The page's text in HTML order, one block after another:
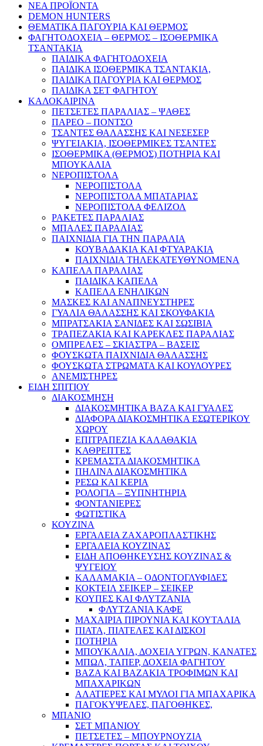
ΝΕΑ ΠΡΟΪΟΝΤΑ
DEMON HUNTERS
ΘΕΜΑΤΙΚΑ ΠΑΓΟΥΡΙΑ ΚΑΙ ΘΕΡΜΟΣ
ΦΑΓΗΤΟΔΟΧΕΙΑ – ΘΕΡΜΟΣ – ΙΣΟΘΕΡΜΙΚΑ
ΤΣΑΝΤΑΚΙΑ
ΠΑΙΔΙΚΑ ΦΑΓΗΤΟΔΟΧΕΙΑ
ΠΑΙΔΙΚΑ ΙΣΟΘΕΡΜΙΚΑ ΤΣΑΝΤΑΚΙΑ,
ΠΑΙΔΙΚΑ ΠΑΓΟΥΡΙΑ ΚΑΙ ΘΕΡΜΟΣ
ΠΑΙΔΙΚΑ ΣΕΤ ΦΑΓΗΤΟΥ
ΚΑΛΟΚΑΙΡΙΝΑ
ΠΕΤΣΕΤΕΣ ΠΑΡΑΛΙΑΣ – ΨΑΘΕΣ
ΠΑΡΕΟ – ΠΟΝΤΣΟ
ΤΣΑΝΤΕΣ ΘΑΛΑΣΣΗΣ ΚΑΙ ΝΕΣΕΣΕΡ
ΨΥΓΕΙΑΚΙΑ, ΙΣΟΘΕΡΜΙΚΕΣ ΤΣΑΝΤΕΣ
ΙΣΟΘΕΡΜΙΚΑ (ΘΕΡΜΟΣ) ΠΟΤΗΡΙΑ ΚΑΙ
ΜΠΟΥΚΑΛΙΑ
ΝΕΡΟΠΙΣΤΟΛΑ
ΝΕΡΟΠΙΣΤΟΛΑ
ΝΕΡΟΠΙΣΤΟΛΑ ΜΠΑΤΑΡΙΑΣ
ΝΕΡΟΠΙΣΤΟΛΑ ΦΕΛΙΖΟΛ
ΡΑΚΕΤΕΣ ΠΑΡΑΛΙΑΣ
ΜΠΑΛΕΣ ΠΑΡΑΛΙΑΣ
ΠΑΙΧΝΙΔΙΑ ΓΙΑ ΤΗΝ ΠΑΡΑΛΙΑ
ΚΟΥΒΑΔΑΚΙΑ ΚΑΙ ΦΤΥΑΡΑΚΙΑ
ΠΑΙΧΝΙΔΙΑ ΤΗΛΕΚΑΤΕΥΘΥΝΟΜΕΝΑ
ΚΑΠΕΛΑ ΠΑΡΑΛΙΑΣ
ΠΑΙΔΙΚΑ ΚΑΠΕΛΑ
ΚΑΠΕΛΑ ΕΝΗΛΙΚΩΝ
ΜΑΣΚΕΣ ΚΑΙ ΑΝΑΠΝΕΥΣΤΗΡΕΣ
ΓΥΑΛΙΑ ΘΑΛΑΣΣΗΣ ΚΑΙ ΣΚΟΥΦΑΚΙΑ
ΜΠΡΑΤΣΑΚΙΑ ΣΑΝΙΔΕΣ ΚΑΙ ΣΩΣΙΒΙΑ
ΤΡΑΠΕΖΑΚΙΑ ΚΑΙ ΚΑΡΕΚΛΕΣ ΠΑΡΑΛΙΑΣ
ΟΜΠΡΕΛΕΣ – ΣΚΙΑΣΤΡΑ – ΒΑΣΕΙΣ
ΦΟΥΣΚΩΤΑ ΠΑΙΧΝΙΔΙΑ ΘΑΛΑΣΣΗΣ
ΦΟΥΣΚΩΤΑ ΣΤΡΩΜΑΤΑ ΚΑΙ ΚΟΥΛΟΥΡΕΣ
ΑΝΕΜΙΣΤΗΡΕΣ
ΕΙΔΗ ΣΠΙΤΙΟΥ
ΔΙΑΚΟΣΜΗΣΗ
ΔΙΑΚΟΣΜΗΤΙΚΑ ΒΑΖΑ ΚΑΙ ΓΥΑΛΕΣ
ΔΙΑΦΟΡΑ ΔΙΑΚΟΣΜΗΤΙΚΑ ΕΣΩΤΕΡΙΚΟΥ
ΧΩΡΟΥ
ΕΠΙΤΡΑΠΕΖΙΑ ΚΑΛΑΘΑΚΙΑ
ΚΑΘΡΕΠΤΕΣ
ΚΡΕΜΑΣΤΑ ΔΙΑΚΟΣΜΗΤΙΚΑ
ΠΗΛΙΝΑ ΔΙΑΚΟΣΜΗΤΙΚΑ
ΡΕΣΩ ΚΑΙ ΚΕΡΙΑ
ΡΟΛΟΓΙΑ – ΞΥΠΝΗΤΗΡΙΑ
ΦΟΝΤΑΝΙΕΡΕΣ
ΦΩΤΙΣΤΙΚΑ
ΚΟΥΖΙΝΑ
ΕΡΓΑΛΕΙΑ ΖΑΧΑΡΟΠΛΑΣΤΙΚΗΣ
ΕΡΓΑΛΕΙΑ ΚΟΥΖΙΝΑΣ
ΕΙΔΗ ΑΠΟΘΗΚΕΥΣΗΣ ΚΟΥΖΙΝΑΣ &
ΨΥΓΕΙΟΥ
ΚΑΛΑΜΑΚΙΑ – ΟΔΟΝΤΟΓΛΥΦΙΔΕΣ
ΚΟΚΤΕΙΛ ΣΕΙΚΕΡ – ΣΕΙΚΕΡ
ΚΟΥΠΕΣ ΚΑΙ ΦΛΥΤΖΑΝΙΑ
ΦΛΥΤΖΑΝΙΑ ΚΑΦΕ
ΜΑΧΑΙΡΙΑ ΠΙΡΟΥΝΙΑ ΚΑΙ ΚΟΥΤΑΛΙΑ
ΠΙΑΤΑ, ΠΙΑΤΕΛΕΣ ΚΑΙ ΔΙΣΚΟΙ
ΠΟΤΗΡΙΑ
ΜΠΟΥΚΑΛΙΑ, ΔΟΧΕΙΑ ΥΓΡΩΝ, ΚΑΝΑΤΕΣ
ΜΠΩΛ, ΤΑΠΕΡ, ΔΟΧΕΙΑ ΦΑΓΗΤΟΥ
ΒΑΖΑ ΚΑΙ ΒΑΖΑΚΙΑ ΤΡΟΦΙΜΩΝ ΚΑΙ
ΜΠΑΧΑΡΙΚΩΝ
ΑΛΑΤΙΕΡΕΣ ΚΑΙ ΜΥΛΟΙ ΓΙΑ ΜΠΑΧΑΡΙΚΑ
ΠΑΓΟΚΥΨΕΛΕΣ, ΠΑΓΟΘΗΚΕΣ,
ΜΠΑΝΙΟ
ΣΕΤ ΜΠΑΝΙΟΥ
ΠΕΤΣΕΤΕΣ – ΜΠΟΥΡΝΟΥΖΙΑ